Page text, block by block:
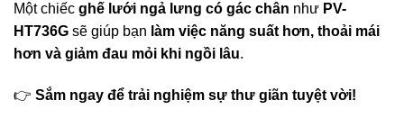
Một chiếc ghế lưới ngả lưng có gác chân như PV-
HT736G sẽ giúp bạn làm việc năng suất hơn, thoải mái
hơn và giảm đau mỏi khi ngồi lâu.
👉 Sắm ngay để trải nghiệm sự thư giãn tuyệt vời!